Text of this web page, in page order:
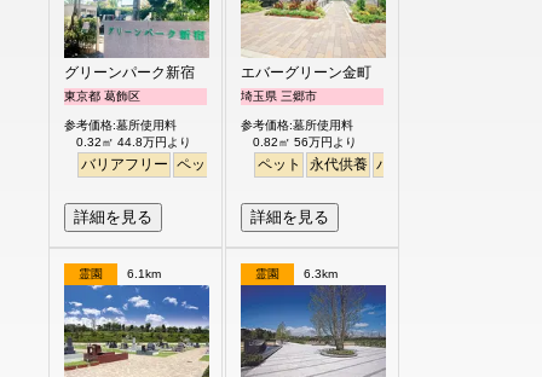
グリーンパーク新宿
東京都 葛飾区
参考価格:墓所使用料
0.32㎡ 44.8万円より
バリアフリー ペット 永代供養
詳細を見る
エバーグリーン金町
埼玉県 三郷市
参考価格:墓所使用料
0.82㎡ 56万円より
ペット 永代供養 バリアフリー
詳細を見る
霊園 6.1km 霊園 6.3km